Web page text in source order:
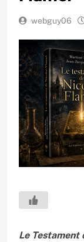
webguy06
Le Testament